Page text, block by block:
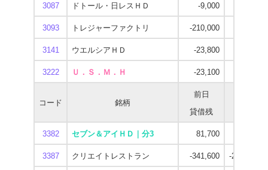
3087 ドトール・日レスＨＤ -9,000
3093 トレジャーファクトリ -210,000
3141 ウエルシアＨＤ -23,800
3222 Ｕ．Ｓ．Ｍ．Ｈ -23,100
コード 銘柄
前日
貸借残
3382 セブン＆アイＨＤ｜分3 81,700
3387 クリエイトレストラン -341,600 -2,233,500